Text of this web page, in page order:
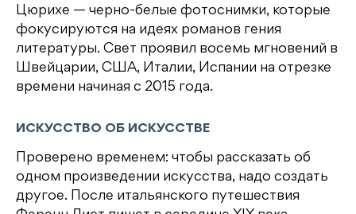
Цюрихе — черно-белые фотоснимки, которые
фокусируются на идеях романов гения
литературы. Свет проявил восемь мгновений в
Швейцарии, США, Италии, Испании на отрезке
времени начиная с 2015 года.
ИСКУССТВО ОБ ИСКУССТВЕ
Проверено временем: чтобы рассказать об
одном произведении искусства, надо создать
другое. После итальянского путешествия